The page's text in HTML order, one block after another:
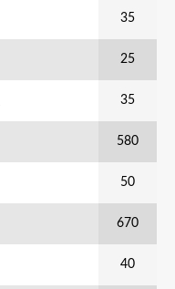
35
25
35
580
50
670
40